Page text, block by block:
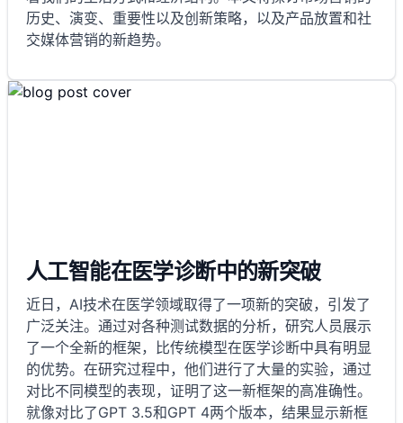
历史、演变、重要性以及创新策略，以及产品放置和社
交媒体营销的新趋势。
人工智能在医学诊断中的新突破
近日，AI技术在医学领域取得了一项新的突破，引发了
广泛关注。通过对各种测试数据的分析，研究人员展示
了一个全新的框架，比传统模型在医学诊断中具有明显
的优势。在研究过程中，他们进行了大量的实验，通过
对比不同模型的表现，证明了这一新框架的高准确性。
就像对比了GPT 3.5和GPT 4两个版本，结果显示新框